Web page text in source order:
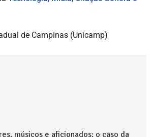
de Campinas (Unicamp)
músicos e aficionados: o caso da